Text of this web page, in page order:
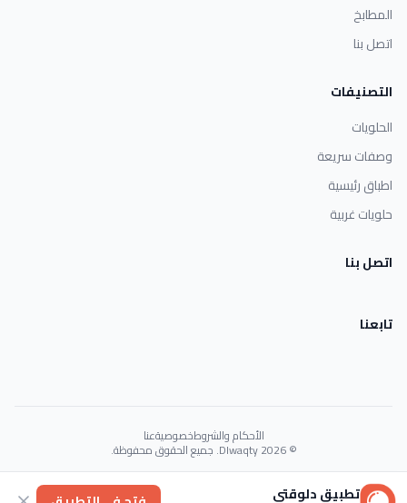
المطابخ
اتصل بنا
التصنيفات
الحلويات
وصفات سريعة
اطباق رئيسية
حلويات غربية
اتصل بنا
تابعنا
الأحكام والشروطخصوصيةعنا
© 2026 Dlwaqty. جميع الحقوق محفوظة.
Powered byGAIT
تطبيق دلوقتي